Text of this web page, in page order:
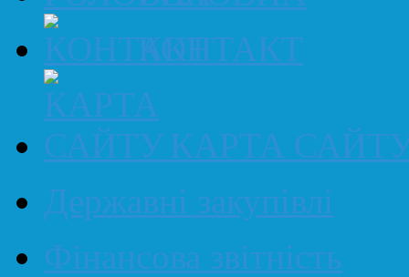
КОНТАКТ
КАРТА
Державні закупівлі
Фінансова звітність